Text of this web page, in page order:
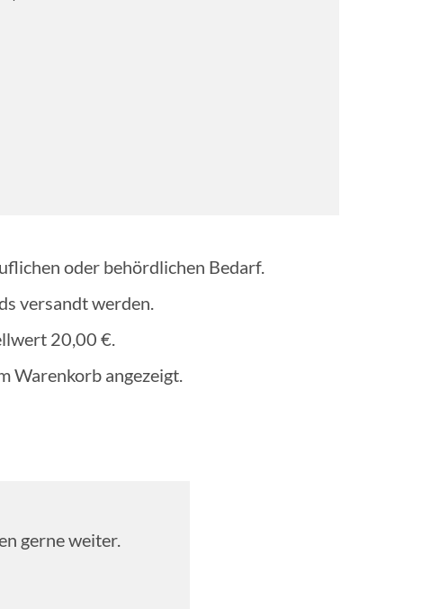
oder behördlichen Bedarf.
versandt werden.
20,00 €.
Warenkorb angezeigt.
gerne weiter.